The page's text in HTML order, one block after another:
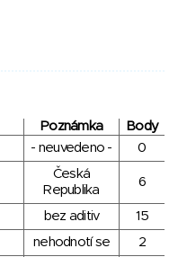
Poznámka
Body
- neuvedeno - 0
Česká
Republika
6
bez aditiv
15
nehodnotí se
2